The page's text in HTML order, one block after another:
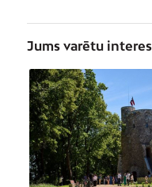
Jums varētu